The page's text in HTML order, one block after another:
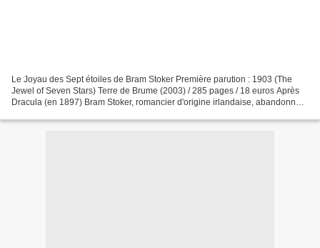
Le Joyau des Sept étoiles de Bram Stoker Première parution : 1903 (The
Jewel of Seven Stars) Terre de Brume (2003) / 285 pages / 18 euros Après
Dracula (en 1897) Bram Stoker, romancier d'origine irlandaise, abandonne